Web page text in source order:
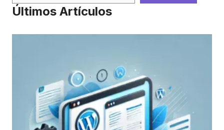
Últimos Artículos